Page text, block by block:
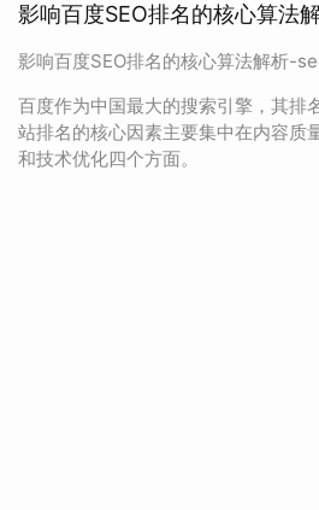
影响百度SEO排名的核心算法
影响百度SEO排名的核心算法解析-
百度作为中国最大的搜索引擎，其排
站排名的核心因素主要集中在内容质
和技术优化四个方面。